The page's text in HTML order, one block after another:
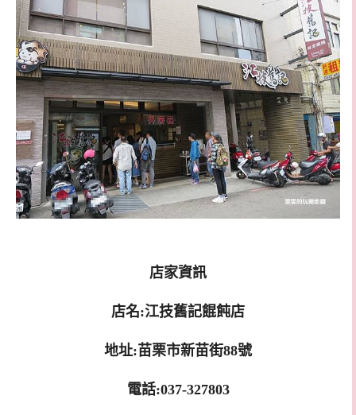
店家資訊
店名:江技舊記餛飩店
地址:苗栗市新苗街88號
電話:037-327803